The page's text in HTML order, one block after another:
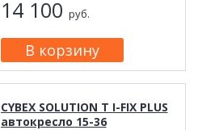
14 100 руб.
CYBEX SOLUTION T I-FIX PLUS
автокресло 15-36